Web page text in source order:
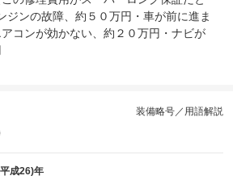
ジンの故障、約５０万円・車が前に進ま
コンが効かない、約２０万円・ナビが
装備略号／用語解説
成26)年